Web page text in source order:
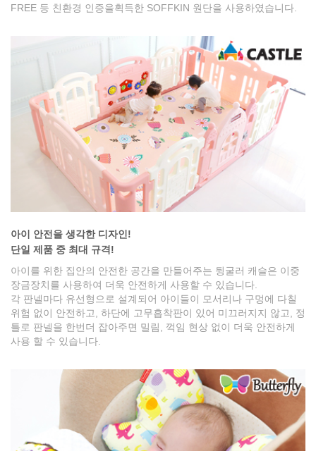
FREE 등 친환경 인증을획득한 SOFFKIN 원단을 사용하였습니다.
아이 안전을 생각한 디자인!
단일 제품 중 최대 규격!
아이를 위한 집안의 안전한 공간을 만들어주는 뒹굴러 캐슬은 이중
장금장치를 사용하여 더욱 안전하게 사용할 수 있습니다.
각 판넬마다 유선형으로 설계되어 아이들이 모서리나 구멍에 다칠
위험 없이 안전하고, 하단에 고무흡착판이 있어 미끄러지지 않고, 정
틀로 판넬을 한번더 잡아주면 밀림, 꺽임 현상 없이 더욱 안전하게
사용 할 수 있습니다.